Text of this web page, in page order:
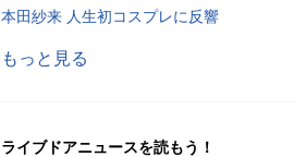
本田紗来 人生初コスプレに反響
もっと見る
ライブドアニュースを読もう！